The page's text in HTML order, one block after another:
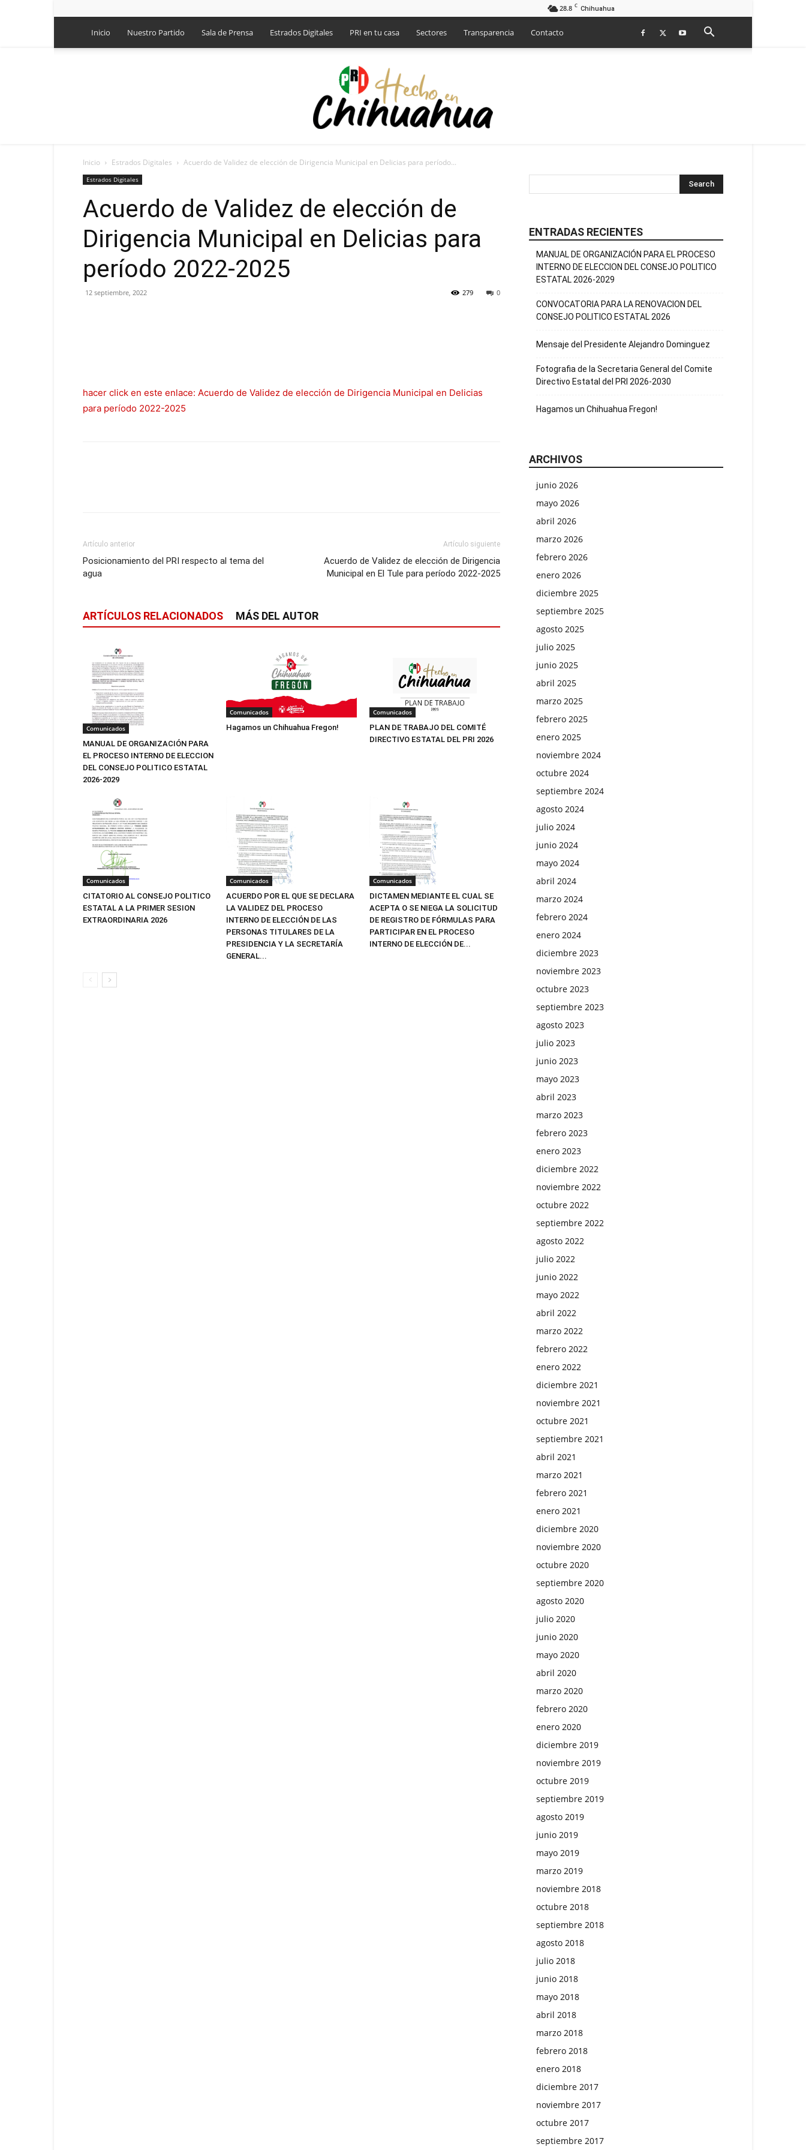
28.8 C Chihuahua
Inicio Nuestro Partido Sala de Prensa Estrados Digitales PRI en tu casa Sectores Transparencia Contacto
Inicio Estrados Digitales Acuerdo de Validez de elección de Dirigencia Municipal en Delicias para período...
Estrados Digitales
Acuerdo de Validez de elección de
Dirigencia Municipal en Delicias para
período 2022-2025
12 septiembre, 2022 0
279
hacer click en este enlace: Acuerdo de Validez de elección de Dirigencia Municipal en Delicias
para período 2022-2025
Artículo anterior
Posicionamiento del PRI respecto al tema del
agua
Artículo siguiente
Acuerdo de Validez de elección de Dirigencia
Municipal en El Tule para período 2022-2025
ARTÍCULOS RELACIONADOS MÁS DEL AUTOR
Comunicados
MANUAL DE ORGANIZACIÓN PARA
EL PROCESO INTERNO DE ELECCION
DEL CONSEJO POLITICO ESTATAL
2026-2029
Comunicados
Hagamos un Chihuahua Fregon!
Comunicados
PLAN DE TRABAJO DEL COMITÉ
DIRECTIVO ESTATAL DEL PRI 2026
Comunicados
CITATORIO AL CONSEJO POLITICO
ESTATAL A LA PRIMER SESION
EXTRAORDINARIA 2026
Comunicados
ACUERDO POR EL QUE SE DECLARA
LA VALIDEZ DEL PROCESO
INTERNO DE ELECCIÓN DE LAS
PERSONAS TITULARES DE LA
PRESIDENCIA Y LA SECRETARÍA
GENERAL...
Comunicados
DICTAMEN MEDIANTE EL CUAL SE
ACEPTA O SE NIEGA LA SOLICITUD
DE REGISTRO DE FÓRMULAS PARA
PARTICIPAR EN EL PROCESO
INTERNO DE ELECCIÓN DE...
ENTRADAS RECIENTES
MANUAL DE ORGANIZACIÓN PARA EL PROCESO
INTERNO DE ELECCION DEL CONSEJO POLITICO
ESTATAL 2026-2029
CONVOCATORIA PARA LA RENOVACION DEL
CONSEJO POLITICO ESTATAL 2026
Mensaje del Presidente Alejandro Dominguez
Fotografia de la Secretaria General del Comite
Directivo Estatal del PRI 2026-2030
Hagamos un Chihuahua Fregon!
ARCHIVOS
junio 2026
mayo 2026
abril 2026
marzo 2026
febrero 2026
enero 2026
diciembre 2025
septiembre 2025
agosto 2025
julio 2025
junio 2025
abril 2025
marzo 2025
febrero 2025
enero 2025
noviembre 2024
octubre 2024
septiembre 2024
agosto 2024
julio 2024
junio 2024
mayo 2024
abril 2024
marzo 2024
febrero 2024
enero 2024
diciembre 2023
noviembre 2023
octubre 2023
septiembre 2023
agosto 2023
julio 2023
junio 2023
mayo 2023
abril 2023
marzo 2023
febrero 2023
enero 2023
diciembre 2022
noviembre 2022
octubre 2022
septiembre 2022
agosto 2022
julio 2022
junio 2022
mayo 2022
abril 2022
marzo 2022
febrero 2022
enero 2022
diciembre 2021
noviembre 2021
octubre 2021
septiembre 2021
abril 2021
marzo 2021
febrero 2021
enero 2021
diciembre 2020
noviembre 2020
octubre 2020
septiembre 2020
agosto 2020
julio 2020
junio 2020
mayo 2020
abril 2020
marzo 2020
febrero 2020
enero 2020
diciembre 2019
noviembre 2019
octubre 2019
septiembre 2019
agosto 2019
junio 2019
mayo 2019
marzo 2019
noviembre 2018
octubre 2018
septiembre 2018
agosto 2018
julio 2018
junio 2018
mayo 2018
abril 2018
marzo 2018
febrero 2018
enero 2018
diciembre 2017
noviembre 2017
octubre 2017
septiembre 2017